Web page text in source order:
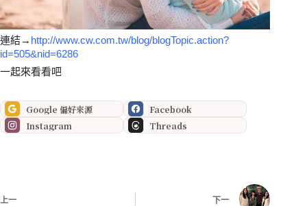
連結→ http://www.cw.com.tw/blog/blogTopic.action?
id=505&nid=6286
一起來看看吧
Google 偏好來源
Facebook
Instagram
Threads
上一 下一